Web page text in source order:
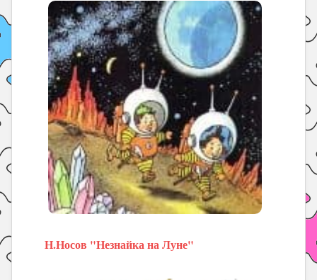
Н.Носов "Незнайка на Луне"